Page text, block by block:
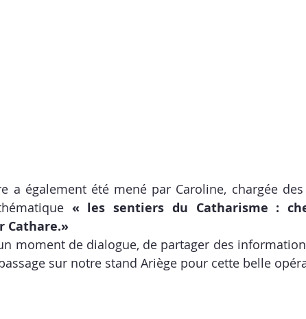
a également été mené par Caroline, chargée
« les sentiers du Catharisme :
Cathare.»
sur notre stand Ariège pour cette belle